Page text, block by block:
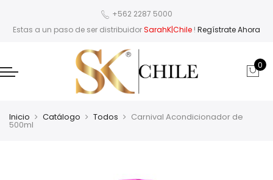
+562 2287 5000
Estas a un paso de ser distribuidorSarahK|Chile ! Regístrate Ahora
0
Inicio Catálogo Todos Carnival Acondicionador de
500ml